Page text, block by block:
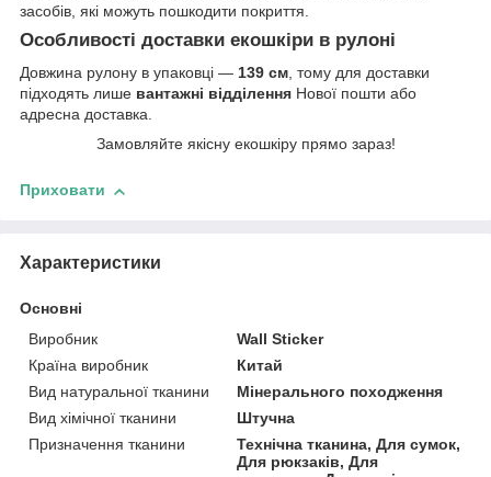
засобів, які можуть пошкодити покриття.
Особливості доставки екошкіри в рулоні
Довжина рулону в упаковці ― 139 см, тому для доставки
підходять лише вантажні відділення Нової пошти або
адресна доставка.
Замовляйте якісну екошкіру прямо зараз!
Приховати
Характеристики
Основні
Виробник
Wall Sticker
Країна виробник
Китай
Вид натуральної тканини
Мінерального походження
Вид хімічної тканини
Штучна
Призначення тканини
Технічна тканина, Для сумок,
Для рюкзаків, Для